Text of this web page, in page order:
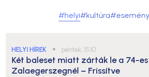
#helyi#kultúra
HELYI HÍREK ● péntek, 15:10
Két baleset miatt zárták le a 74-
Zalaegerszegnél – Frissítve